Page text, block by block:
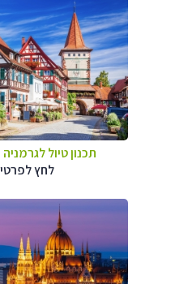
תכנון טיול לגרמניה
לחץ